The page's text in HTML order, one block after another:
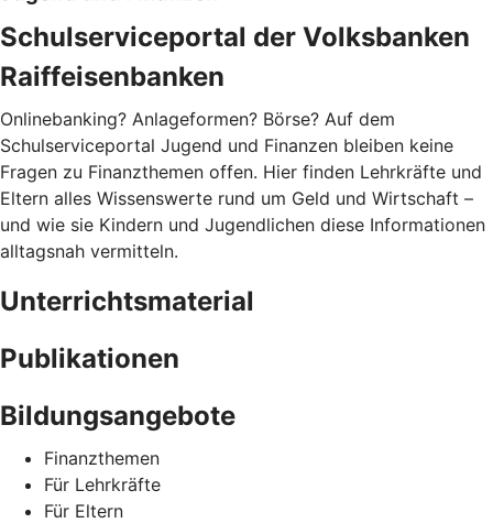
Schulserviceportal der Volksbanken
Raiffeisenbanken
Onlinebanking? Anlageformen? Börse? Auf dem
Schulserviceportal Jugend und Finanzen bleiben keine
Fragen zu Finanzthemen offen. Hier finden Lehrkräfte und
Eltern alles Wissenswerte rund um Geld und Wirtschaft –
und wie sie Kindern und Jugendlichen diese Informationen
alltagsnah vermitteln.
Unterrichtsmaterial
Publikationen
Bildungsangebote
Finanzthemen
Für Lehrkräfte
Für Eltern